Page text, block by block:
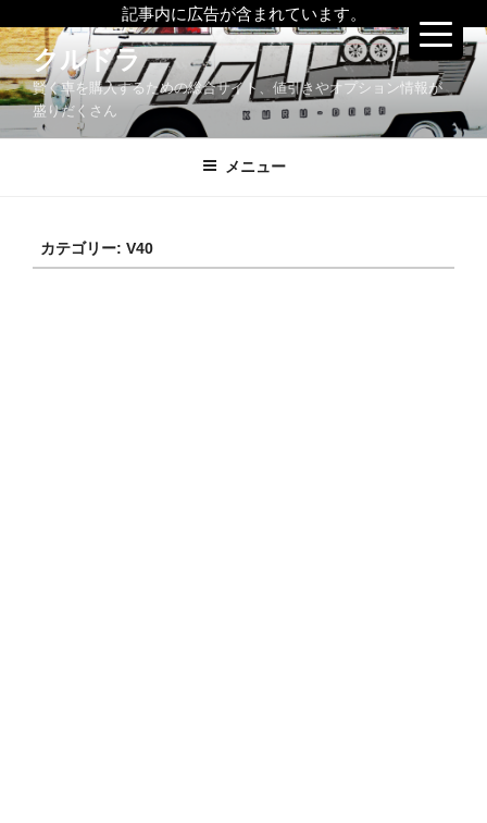
記事内に広告が含まれています。
コ
ン
テ
ツ
クルドラ
賢く車を購入するための総合サイト、値引きやオプション情報が
盛りだくさん
メニュー
カテゴリー: V40